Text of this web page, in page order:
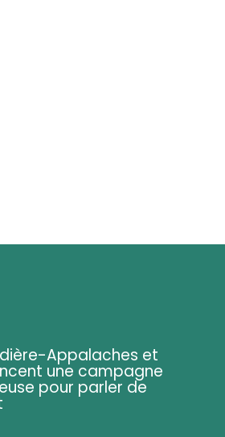
Appalaches et
une campagne
pour parler de